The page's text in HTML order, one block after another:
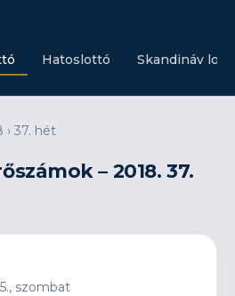
Hatoslottó Skandináv
› 37. hét
– 2018. 37.
szombat